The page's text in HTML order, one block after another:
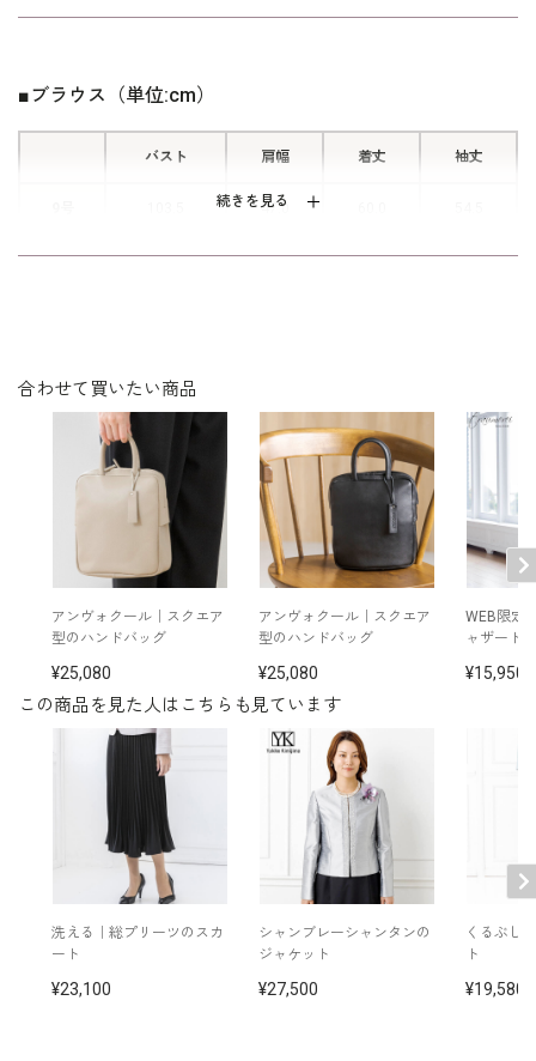
ギャザーをたっぷり寄せたスカート
続きを見る
■ブラウス（単位:cm）
バスト 肩幅 着丈 袖丈
47.0
11号 107.5 48.0 60.5 55.0
裏地（キャミソール）：ポリエステル100％
洗濯方法：ご自宅で洗濯可
キャミソール付き
※モデル着用：
ネックレス・靴・バッグ / 参考商品
※モデル：身長166cm 9号着用
■スカート（単位:cm）
着丈
174.0
表地：レーヨン74％ ナイロン26％（MONALISA PLAI
N）
裏地：ポリエステル100％
洗濯方法：ご自宅で洗濯可
この商品を見た人はこちらも見ています
洗える｜総プリーツのスカ
ート
23,100
シャンブレーシャンタンの
ジャケット
27,500
くるぶし
ト
19,580
合わせて買いたい商品
アンヴォクール｜スクエア
型のハンドバッグ
25,080
アンヴォクール｜スクエア
型のハンドバッグ
25,080
WEB限定
ャザード
15,950